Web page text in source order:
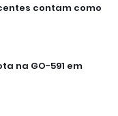
contam como
na GO-591 em